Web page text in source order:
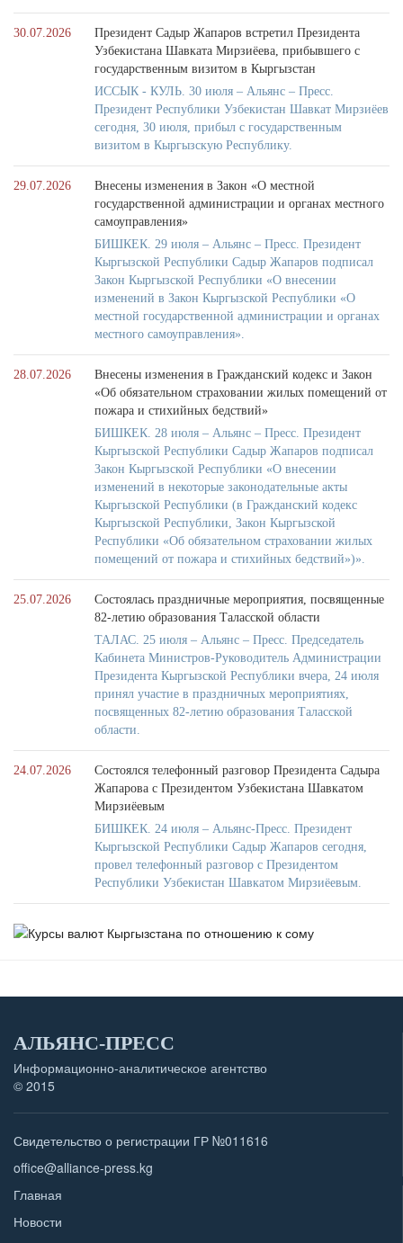
30.07.2026
Президент Садыр Жапаров встретил Президента
Узбекистана Шавката Мирзиёева, прибывшего с
государственным визитом в Кыргызстан
ИССЫК - КУЛЬ. 30 июля – Альянс – Пресс.
Президент Республики Узбекистан Шавкат Мирзиёев
сегодня, 30 июля, прибыл с государственным
визитом в Кыргызскую Республику.
29.07.2026
Внесены изменения в Закон «О местной
государственной администрации и органах местного
самоуправления»
БИШКЕК. 29 июля – Альянс – Пресс. Президент
Кыргызской Республики Садыр Жапаров подписал
Закон Кыргызской Республики «О внесении
изменений в Закон Кыргызской Республики «О
местной государственной администрации и органах
местного самоуправления».
28.07.2026
Внесены изменения в Гражданский кодекс и Закон
«Об обязательном страховании жилых помещений от
пожара и стихийных бедствий»
БИШКЕК. 28 июля – Альянс – Пресс. Президент
Кыргызской Республики Садыр Жапаров подписал
Закон Кыргызской Республики «О внесении
изменений в некоторые законодательные акты
Кыргызской Республики (в Гражданский кодекс
Кыргызской Республики, Закон Кыргызской
Республики «Об обязательном страховании жилых
помещений от пожара и стихийных бедствий»)».
25.07.2026
Состоялась праздничные мероприятия, посвященные
82-летию образования Таласской области
ТАЛАС. 25 июля – Альянс – Пресс. Председатель
Кабинета Министров-Руководитель Администрации
Президента Кыргызской Республики вчера, 24 июля
принял участие в праздничных мероприятиях,
посвященных 82-летию образования Таласской
области.
24.07.2026
Состоялся телефонный разговор Президента Садыра
Жапарова с Президентом Узбекистана Шавкатом
Мирзиёевым
БИШКЕК. 24 июля – Альянс-Пресс. Президент
Кыргызской Республики Садыр Жапаров сегодня,
провел телефонный разговор с Президентом
Республики Узбекистан Шавкатом Мирзиёевым.
АЛЬЯНС-ПРЕСС
Информационно-аналитическое агентство
© 2015
Свидетельство о регистрации ГР №011616
office@alliance-press.kg
Главная
Новости